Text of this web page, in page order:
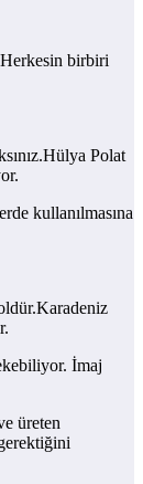
Herkesin birbiri
Polat
kullanılmasına
İmaj
üreten